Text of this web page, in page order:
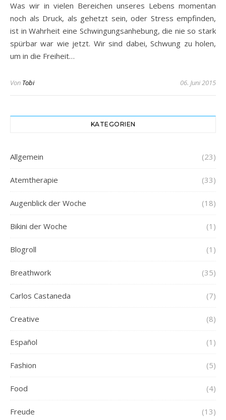
Was wir in vielen Bereichen unseres Lebens momentan
noch als Druck, als gehetzt sein, oder Stress empfinden,
ist in Wahrheit eine Schwingungsanhebung, die nie so stark
spürbar war wie jetzt. Wir sind dabei, Schwung zu holen,
um in die Freiheit…
Von Tobi 06. Juni 2015
KATEGORIEN
Allgemein (23)
Atemtherapie (33)
Augenblick der Woche (18)
Bikini der Woche (1)
Blogroll (1)
Breathwork (35)
Carlos Castaneda (7)
Creative (8)
Español (1)
Fashion (5)
Food (4)
Freude (13)